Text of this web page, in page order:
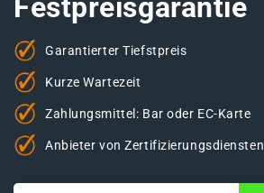
Festpreisgarantie
Garantierter Tiefstpreis
Kurze Wartezeit
Zahlungsmittel: Bar oder EC-Karte
Anbieter von Zertifizierungsdiensten